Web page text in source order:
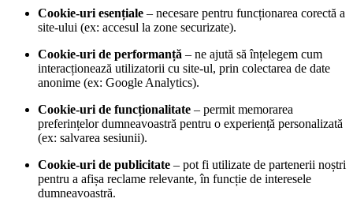
Cookie-uri esențiale – necesare pentru funcționarea corectă a
site-ului (ex: accesul la zone securizate).
Cookie-uri de performanță – ne ajută să înțelegem cum
interacționează utilizatorii cu site-ul, prin colectarea de date
anonime (ex: Google Analytics).
Cookie-uri de funcționalitate – permit memorarea
preferințelor dumneavoastră pentru o experiență personalizată
(ex: salvarea sesiunii).
Cookie-uri de publicitate – pot fi utilizate de partenerii noștri
pentru a afișa reclame relevante, în funcție de interesele
dumneavoastră.